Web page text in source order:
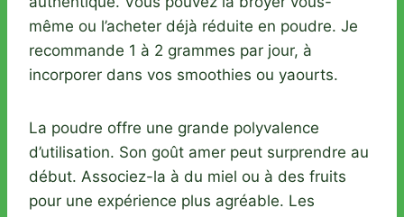
même ou l’acheter déjà réduite en poudre. Je
recommande 1 à 2 grammes par jour, à
incorporer dans vos smoothies ou yaourts.
La poudre offre une grande polyvalence
d’utilisation. Son goût amer peut surprendre au
début. Associez-la à du miel ou à des fruits
pour une expérience plus agréable. Les